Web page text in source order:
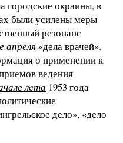
городские окраины, в
были усилены меры
резонанс
апреля «дела врачей».
о применении к
ведения
лета 1953 года
дело», «дело